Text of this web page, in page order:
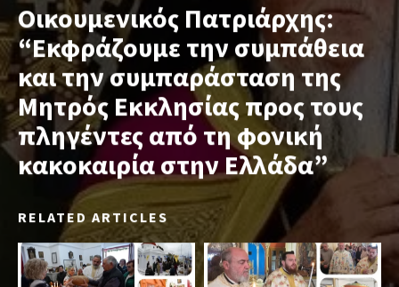
Οικουμενικός Πατριάρχης:
“Εκφράζουμε την συμπάθεια
και την συμπαράσταση της
Μητρός Εκκλησίας προς τους
πληγέντες από τη φονική
κακοκαιρία στην Ελλάδα”
RELATED ARTICLES